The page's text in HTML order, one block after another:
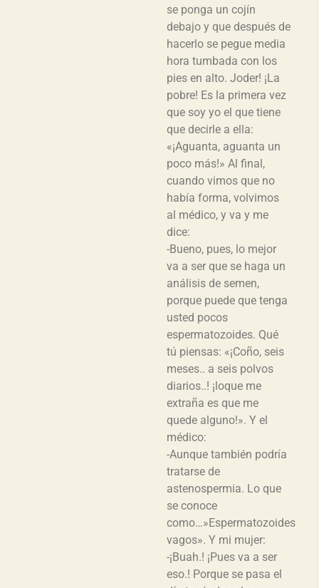
se ponga un cojín
debajo y que después de
hacerlo se pegue media
hora tumbada con los
pies en alto. Joder! ¡La
pobre! Es la primera vez
que soy yo el que tiene
que decirle a ella:
«¡Aguanta, aguanta un
poco más!» Al final,
cuando vimos que no
había forma, volvimos
al médico, y va y me
dice:
-Bueno, pues, lo mejor
va a ser que se haga un
análisis de semen,
porque puede que tenga
usted pocos
espermatozoides. Qué
tú piensas: «¡Coño, seis
meses.. a seis polvos
diarios..! ¡loque me
extraña es que me
quede alguno!». Y el
médico:
-Aunque también podría
tratarse de
astenospermia. Lo que
se conoce
como…»Espermatozoides
vagos». Y mi mujer:
-¡Buah.! ¡Pues va a ser
eso.! Porque se pasa el